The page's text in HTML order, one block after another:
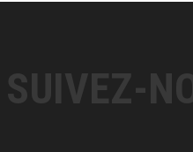
SUIVEZ-